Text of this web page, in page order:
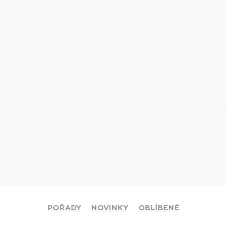
POŘADY NOVINKY OBLÍBENÉ